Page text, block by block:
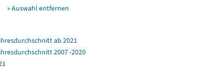
» Auswahl entfernen
ab 2021
2007 -2020